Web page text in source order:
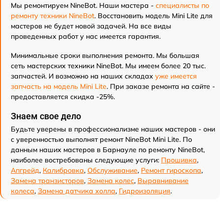
Мы ремонтируем NineBot. Наши мастера - специалисты по
ремонту техники NineBot. Восстановить модель Mini Lite для
мастеров не будет новой задачей. На все виды
проведенных работ у нас имеется гарантия.
Минимальные сроки выполнения ремонта. Мы большая
сеть мастерских техники NineBot. Мы имеем более 20 тыс.
запчастей. И возможно на наших складах уже имеется
запчасть на модель Mini Lite. При заказе ремонта на сайте -
предоставляется скидка -25%.
Знаем свое дело
Будьте уверены в профессионализме наших мастеров - они
с уверенностью выполнят ремонт NineBot Mini Lite. По
данным наших мастеров в Барнауле по ремонту NineBot,
наиболее востребованы следующие услуги: Прошивка,
Апгрейд, Калибровка, Обслуживание, Ремонт гироскопа,
Замена транзисторов, Замена колес, Выравнивание
колеса, Замена датчика холла, Гидроизоляция.